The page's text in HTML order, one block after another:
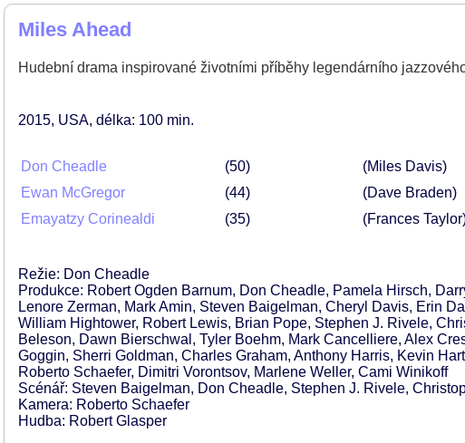
Miles Ahead
Hudební drama inspirované životními příběhy legendárního
2015 USA délka: 100 min
Don Cheadle 50
(Miles Davis)
Ewan McGregor
44
(Dave Braden)
Emayatzy Corinealdi
35 (Frances
Režie: Don Cheadle
Produkce: Robert Ogden Barnum, Don Cheadle, Pamela Hirsch,
Lenore Zerman, Mark Amin, Steven Baigelman, Cheryl Davis, Erin
William Hightower, Robert Lewis, Brian Pope, Stephen J. Rivele,
Beleson, Dawn Bierschwal, Tyler Boehm, Mark Cancelliere, Alex
Goggin, Sherri Goldman, Charles Graham, Anthony Harris, Kevin
Roberto Schaefer, Dimitri Vorontsov, Marlene Weller, Cami Winikoff
Scénář: Steven Baigelman, Don Cheadle, Stephen J. Rivele,
Kamera: Roberto Schaefer
Hudba: Robert Glasper